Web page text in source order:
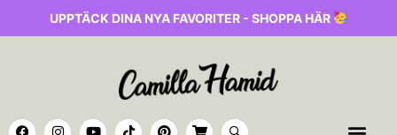
UPPTÄCK DINA NYA FAVORITER - SHOPPA HÄR